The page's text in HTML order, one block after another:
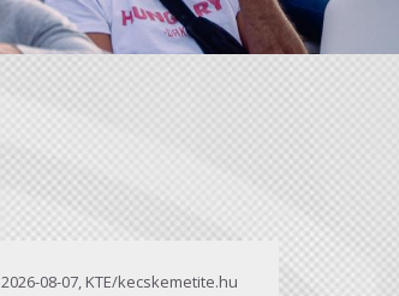
2026-08-07, KTE/kecskemetite.hu